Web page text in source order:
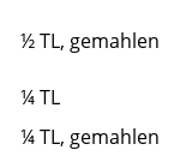
½TL, gemahlen
¼TL
¼TL, gemahlen